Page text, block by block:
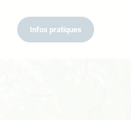
Infos pratiques